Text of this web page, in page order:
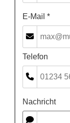
E-Mail *
Telefon
Nachricht